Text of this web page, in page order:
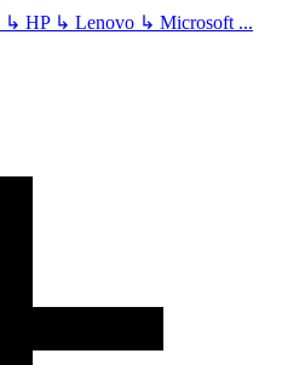
↳ HP ↳ Lenovo ↳ Microsoft ...